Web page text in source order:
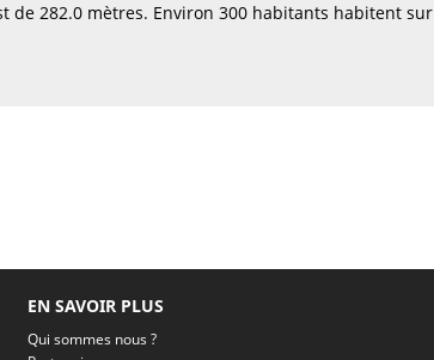
de 282.0 mètres. Environ 300 habitants habitent sur
EN SAVOIR PLUS
Qui sommes nous ?